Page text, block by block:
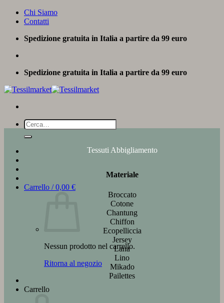
Salta
Chi Siamo
Contatti
Spedizione gratuita in Italia a partire da 99 euro
Spedizione gratuita in Italia a partire da 99 euro
Cerca:
Carrello /0,00 €
Nessun prodotto nel carrello.
Ritorna al negozio
Carrello
Tessuti Abbigliamento
Materiale
Broccato
Cotone
Chantung
Chiffon
Ecopelliccia
Jersey
Lana
Lino
Mikado
Pailettes